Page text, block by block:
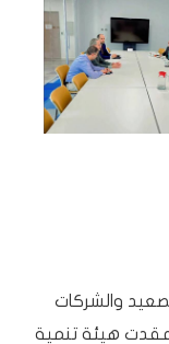
والشركات
عقدت هيئة تنمية